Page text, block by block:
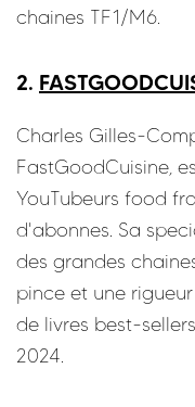
chaines TF1/M6.
2.
Charles Gilles-
FastGoodCuisine,
YouTubeurs food
d'abonnes. Sa
des grandes
pince et une
de livres best-
2024.